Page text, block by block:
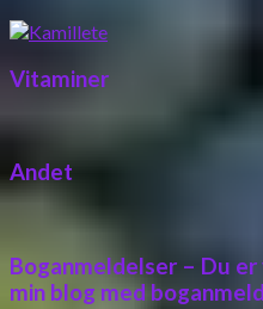
Vitaminer
Andet
Boganmeldelser – Du
min blog med